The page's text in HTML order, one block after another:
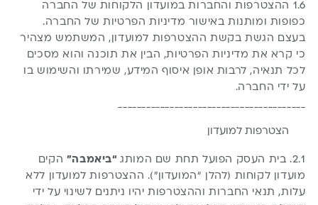
1.6 ההצטרפות והחברות במועדון הלקוחות של החברה
כפופות ומותנות באישור מדיניות הפרטיותשל החברה.
בעצם הגשת בקשת ההצטרפות למועדון, המשתמש מצהיר
כי קרא את מדיניות הפרטיות, הבין את תוכנה והוא מסכים
לכל תנאיה, לרבות אופן איסוף המידע, שמירתו והשימוש בו
על ידי החברה.
הצטרפות למועדון
2.1. בית העסק הפועל תחת שם המותג “ביאמבה” הקים
מועדון לקוחות (להלן “המועדון”). ההצטרפות למועדון ללא
עלות, תנאי החברות וההצטרפות יהיו ניתנים לשינוי על ידי